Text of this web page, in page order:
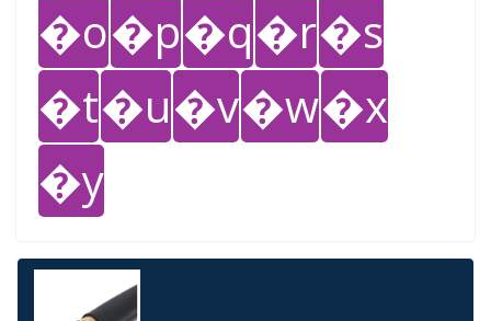
�o�p�q�r�s
�t�u�v�w�x
�y